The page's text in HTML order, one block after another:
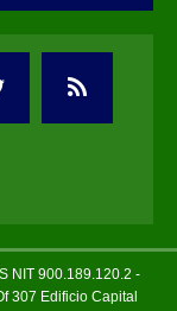
NIT 900.189.120.2 -
307 Edificio Capital